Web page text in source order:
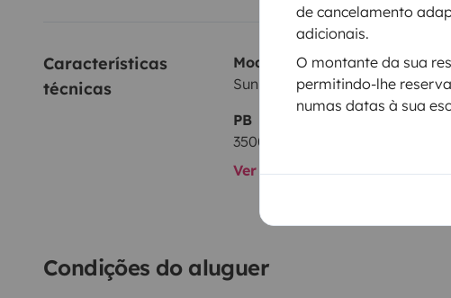
de cancelamento
adicionais.
O montante da sua
permitindo-lhe
numas datas à sua
Características
técnicas
Modelo
Sunlight Sunlight A70
PB
3500 kg
Ver todas as características
Condições do aluguer